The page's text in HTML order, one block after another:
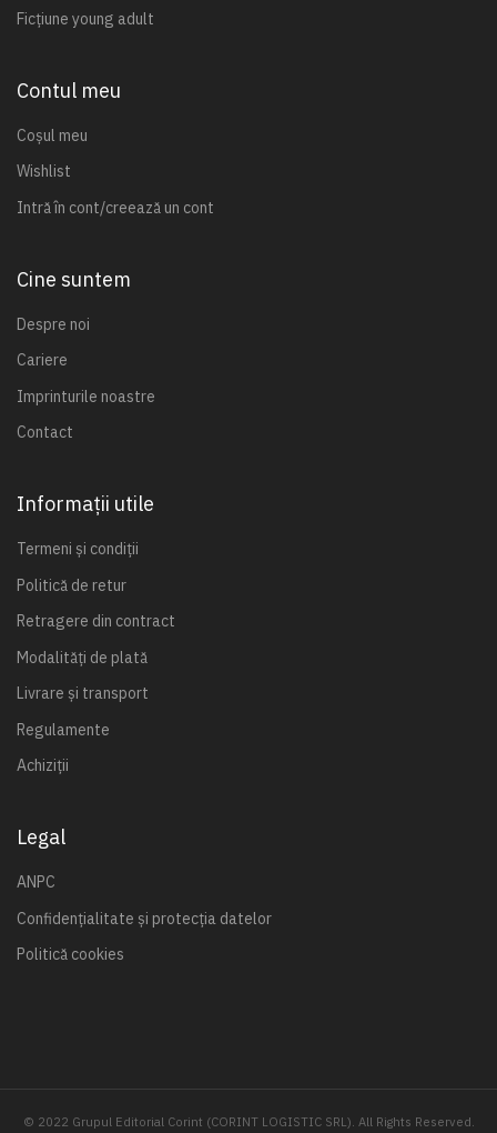
Ficțiune young adult
Contul meu
Coșul meu
Wishlist
Intră în cont/creează un cont
Cine suntem
Despre noi
Cariere
Imprinturile noastre
Contact
Informații utile
Termeni și condiții
Politică de retur
Retragere din contract
Modalități de plată
Livrare și transport
Regulamente
Achiziții
Legal
ANPC
Confidențialitate și protecția datelor
Politică cookies
© 2022 Grupul Editorial Corint (CORINT LOGISTIC SRL). All Rights Reserved.